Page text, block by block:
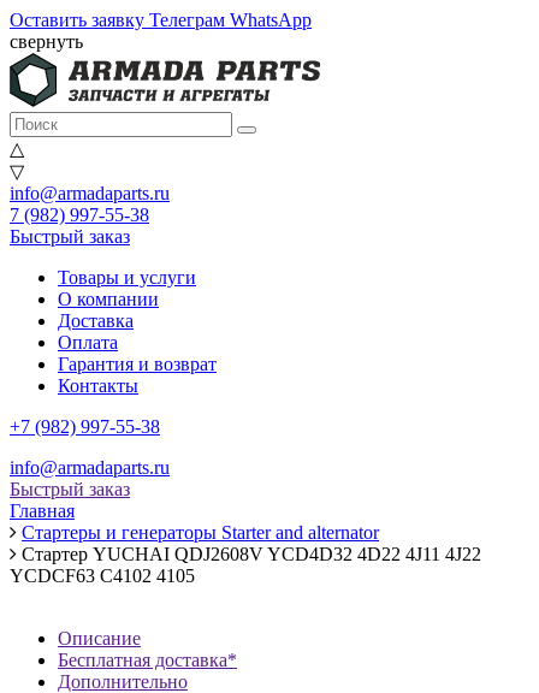
Оставить заявку Телеграм WhatsApp
свернуть
△
▽
info@armadaparts.ru
7 (982) 997-55-38
Быстрый заказ
Товары и услуги
О компании
Доставка
Оплата
Гарантия и возврат
Контакты
+7 (982) 997-55-38
info@armadaparts.ru
Быстрый заказ
Главная
Стартеры и генераторы Starter and alternator
Стартер YUCHAI QDJ2608V YCD4D32 4D22 4J11 4J22
YCDCF63 C4102 4105
Описание
Бесплатная доставка*
Дополнительно